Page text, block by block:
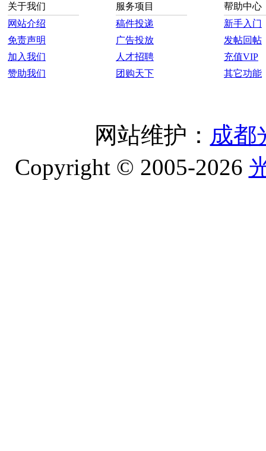
关于我们
网站介绍
免责声明
加入我们
赞助我们
服务项目
稿件投递
广告投放
人才招聘
团购天下
帮助中心
新手入门
发帖回帖
充值VIP
其它功能
网站维护： 成都
Copyright © 2005-2026